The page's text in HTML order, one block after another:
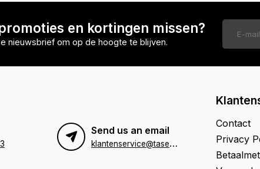
en kortingen missen?
nieuwsbrief om op de hoogte te blijven.
Send us an email
k
lantenservice@tasenik.nl
Contact
Privacy